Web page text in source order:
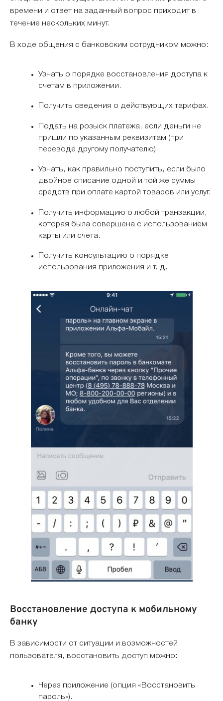
времени и ответ на заданный вопрос приходит в
течение нескольких минут.
В ходе общения с банковским сотрудником можно:
Узнать о порядке восстановления доступа к
счетам в приложении.
Получить сведения о действующих тарифах.
Подать на розыск платежа, если деньги не
пришли по указанным реквизитам (при
переводе другому получателю).
Узнать, как правильно поступить, если было
двойное списание одной и той же суммы
средств при оплате картой товаров или услуг.
Получить информацию о любой транзакции,
которая была совершена с использованием
карты или счета.
Получить консультацию о порядке
использования приложения и т. д.
Восстановление доступа к мобильному
банку
В зависимости от ситуации и возможностей
пользователя, восстановить доступ можно:
Через приложение (опция «Восстановить
пароль»).